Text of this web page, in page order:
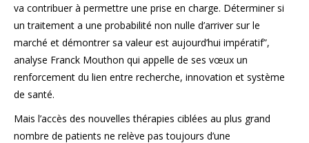
va contribuer à permettre une prise en charge. Déterminer si
un traitement a une probabilité non nulle d’arriver sur le
marché et démontrer sa valeur est aujourd’hui impératif”,
analyse Franck Mouthon qui appelle de ses vœux un
renforcement du lien entre recherche, innovation et système
de santé.
Mais l’accès des nouvelles thérapies ciblées au plus grand
nombre de patients ne relève pas toujours d’une